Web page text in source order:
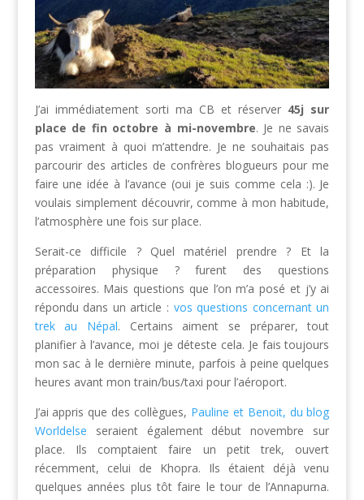
J’ai immédiatement sorti ma CB et réserver 45j sur
place de fin octobre à mi-novembre. Je ne savais
pas vraiment à quoi m’attendre. Je ne souhaitais pas
parcourir des articles de confrères blogueurs pour me
faire une idée à l’avance (oui je suis comme cela :). Je
voulais simplement découvrir, comme à mon habitude,
l’atmosphère une fois sur place.
Serait-ce difficile ? Quel matériel prendre ? Et la
préparation physique ? furent des questions
accessoires. Mais questions que l’on m’a posé et j’y ai
répondu dans un article : vos questions concernant un
trek au Népal. Certains aiment se préparer, tout
planifier à l’avance, moi je déteste cela. Je fais toujours
mon sac à le dernière minute, parfois à peine quelques
heures avant mon train/bus/taxi pour l’aéroport.
J’ai appris que des collègues, Pauline et Benoit, du blog
Worldelse seraient également début novembre sur
place. Ils comptaient faire un petit trek, ouvert
récemment, celui de Khopra. Ils étaient déjà venu
quelques années plus tôt faire le tour de l’Annapurna.